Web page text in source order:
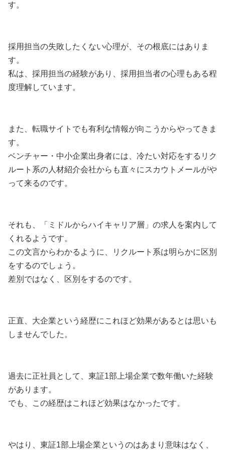
す。
採用担当の失敗したくない心理が、その根底にはありま
す。
私は、採用担当の経験があり、採用担当者の心理もある程
度理解しています。
また、転職サイトでも有利な情報が向こうからやってきま
す。
ベンチャー・中小企業出身者には、冷たい対応をするリク
ルート系の人材紹介会社からも直々にスカウトメールがや
って来るのです。
それも、「ミドルからハイキャリア層」の求人を案内して
くれるようです。
この文言からわかるように、リクルート系は明らかに区別
をするのでしょう。
差別ではなく、区別をするのです。
正直、大企業という経歴にこれほど効果があるとは思いも
しませんでした。
過去に正社員として、東証1部上場企業で数年働いた経験
があります。
でも、この経歴はこれほど効果はなかったです。
やはり、東証1部上場企業というのはあまり意味はなく、